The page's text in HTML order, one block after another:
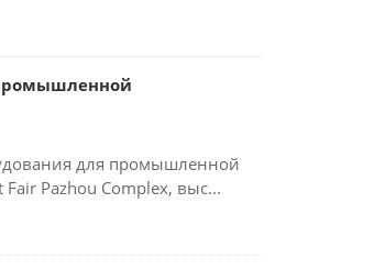
для промышленной
Pazhou Complex, выс...